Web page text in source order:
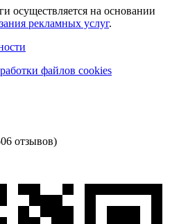
осуществляется на основании
рекламных услуг.
файлов cookies
отзывов)